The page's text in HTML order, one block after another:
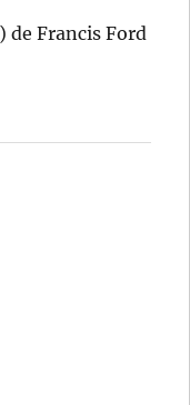
de Francis Ford